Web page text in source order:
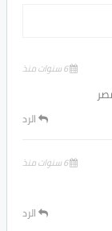
6 سنوات منذ
الرد
6 سنوات منذ
الرد